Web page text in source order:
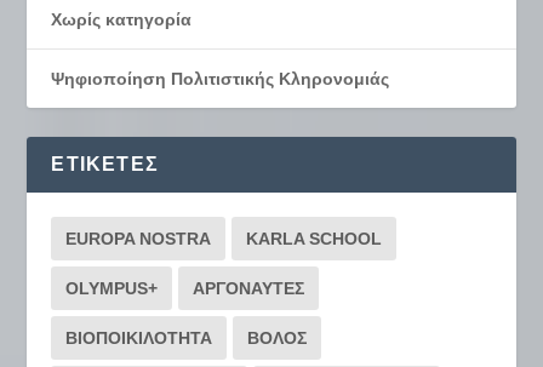
Χωρίς κατηγορία
Ψηφιοποίηση Πολιτιστικής Κληρονομιάς
ΕΤΙΚΈΤΕΣ
EUROPA NOSTRA KARLA SCHOOL
OLYMPUS+ ΑΡΓΟΝΑΥΤΕΣ
ΒΙΟΠΟΙΚΙΛΟΤΗΤΑ ΒΟΛΟΣ